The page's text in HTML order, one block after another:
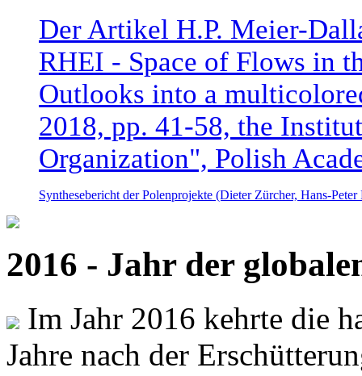
Der Artikel H.P. Meier-
RHEI - Space of Flows in
Outlooks into a
2018, pp. 41-58, the
Organization", Polish
Synthesebericht der Polenprojekte (Dieter Zürcher, Hans-
2016 - Jahr der
Im Jahr 2016 kehrte die
Jahre nach der